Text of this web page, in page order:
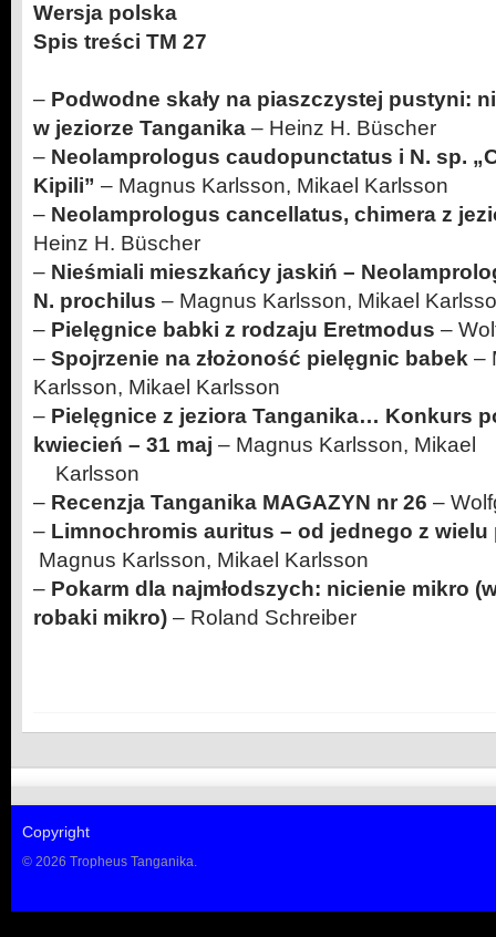
Wersja polska
Spis treści TM 27
– Podwodne skały na piaszczystej pustyni:
w jeziorze Tanganika – Heinz H. Büscher
– Neolamprologus caudopunctatus i N. sp.
Kipili” – Magnus Karlsson, Mikael Karlsson
– Neolamprologus cancellatus, chimera z
Heinz H. Büscher
– Nieśmiali mieszkańcy jaskiń –
N. prochilus – Magnus Karlsson, Mikael
– Pielęgnice babki z rodzaju Eretmodus –
– Spojrzenie na złożoność pielęgnic babek –
Karlsson, Mikael Karlsson
– Pielęgnice z jeziora Tanganika… Konkurs
kwiecień – 31 maj – Magnus Karlsson, Mikael
Karlsson
– Recenzja Tanganika MAGAZYN nr 26 –
– Limnochromis auritus – od jednego z
Magnus Karlsson, Mikael Karlsson
– Pokarm dla najmłodszych: nicienie mikro
robaki mikro) – Roland Schreiber
Copyright
© 2026 Tropheus Tanganika.